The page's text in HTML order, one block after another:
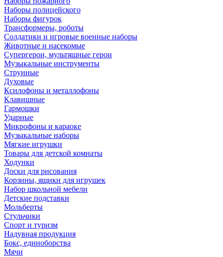
Наборы полицейского
Наборы фигурок
Трансформеры, роботы
Солдатики и игровые военные наборы
Животные и насекомые
Супергерои, мультяшные герои
Музыкальные инструменты
Струнные
Духовые
Ксилофоны и металлофоны
Клавишные
Гармошки
Ударные
Микрофоны и караоке
Музыкальные наборы
Мягкие игрушки
Товары для детской комнаты
Ходунки
Доски для рисования
Корзины, ящики для игрушек
Набор школьной мебели
Детские подставки
Мольберты
Стульчики
Спорт и туризм
Надувная продукция
Бокс, единоборства
Мячи